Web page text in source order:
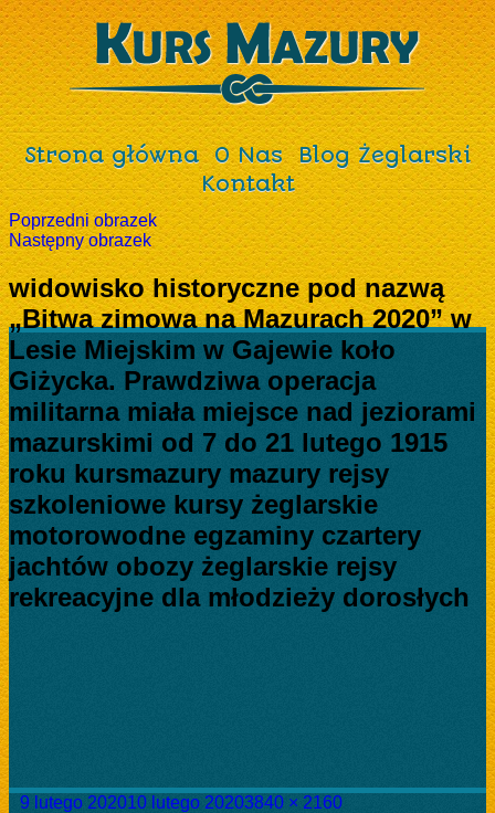
Strona główna O Nas
Blog Żeglarski
Kontakt
Poprzedni obrazek
Następny obrazek
widowisko historyczne pod nazwą
„Bitwa zimowa na Mazurach 2020” w
Lesie Miejskim w Gajewie koło
Giżycka. Prawdziwa operacja
militarna miała miejsce nad jeziorami
mazurskimi od 7 do 21 lutego 1915
roku kursmazury mazury rejsy
szkoleniowe kursy żeglarskie
motorowodne egzaminy czartery
jachtów obozy żeglarskie rejsy
rekreacyjne dla młodzieży dorosłych
Data
9 lutego 202010 lutego 2020Pełny
3840 × 2160